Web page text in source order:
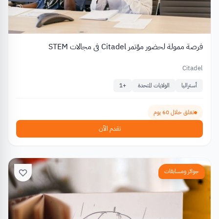
فرصة ممولة لحضور مؤتمر Citadel في مجالات STEM
Citadel
أستراليا الولايات المتحدة +
1
تغلق خلال 60 يوم
تقدم الآن
جوائز ومسابقات